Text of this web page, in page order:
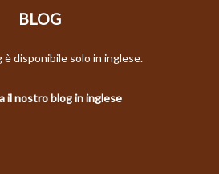
BLOG
è disponibile solo in inglese.
il nostro blog in inglese